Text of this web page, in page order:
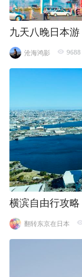
九天八晚日本游
沧海鸿影 9688
横滨自由行攻
翻转东京在日本